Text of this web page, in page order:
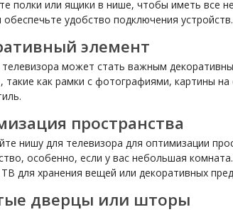
полки или ящики в нише, чтобы иметь все
обеспечьте удобство подключения устройств.
элемент
может стать важным
такие как рамки с фотографиями, картины
пространства
нишу для телевизора для оптимизации
особенно, если у вас небольшая
для хранения вещей или декоративных
дверцы или шторы